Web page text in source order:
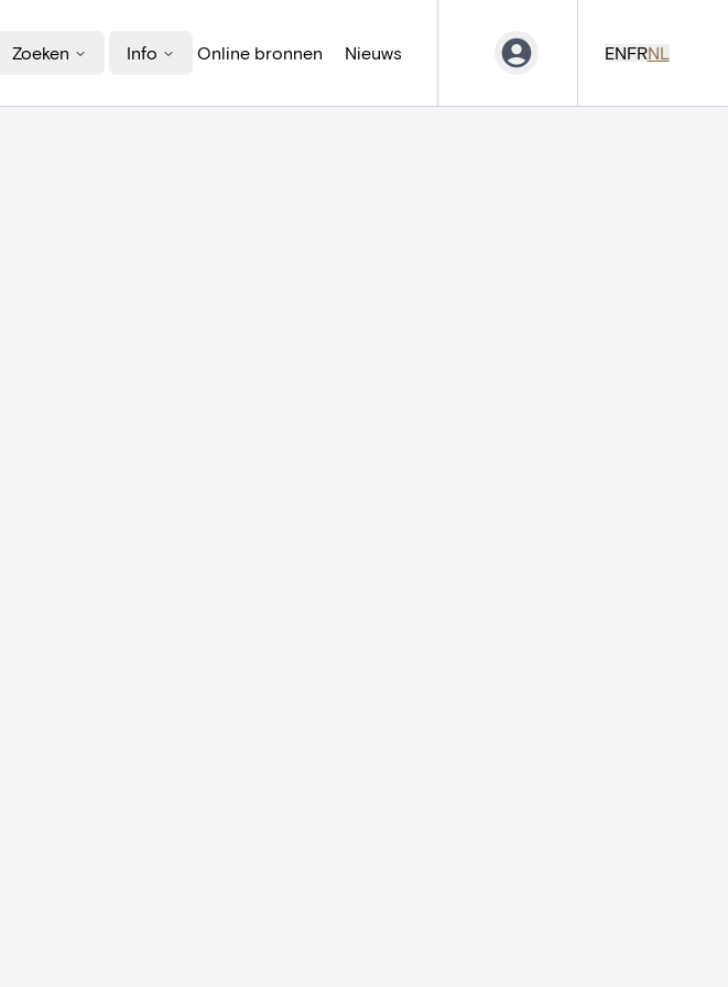
Zoeken Info Online bronnen Nieuws ENFRNL